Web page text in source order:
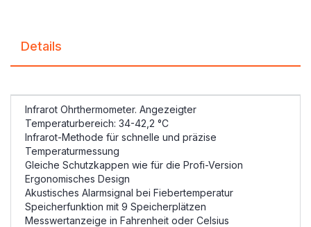
Details
Infrarot Ohrthermometer. Angezeigter
Temperaturbereich: 34-42,2 °C
Infrarot-Methode für schnelle und präzise
Temperaturmessung
Gleiche Schutzkappen wie für die Profi-Version
Ergonomisches Design
Akustisches Alarmsignal bei Fiebertemperatur
Speicherfunktion mit 9 Speicherplätzen
Messwertanzeige in Fahrenheit oder Celsius